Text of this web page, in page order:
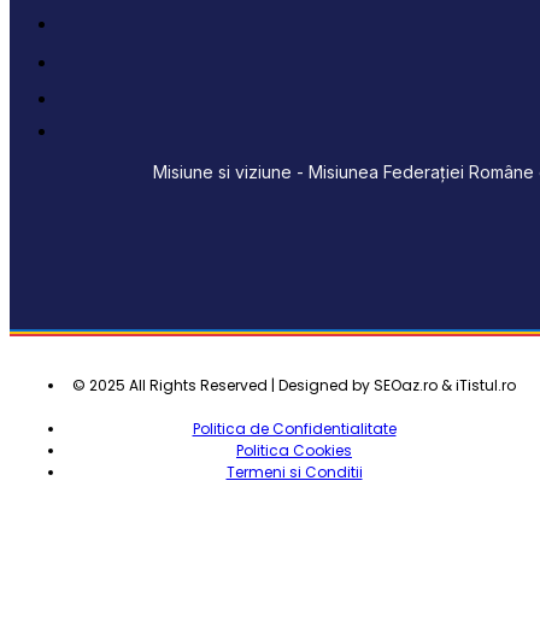
Misiune si viziune - Misiunea Federației
© 2025 All Rights Reserved | Designed by SEOaz.ro & iTistul.ro
Politica de Confidentialitate
Politica Cookies
Termeni si Conditii